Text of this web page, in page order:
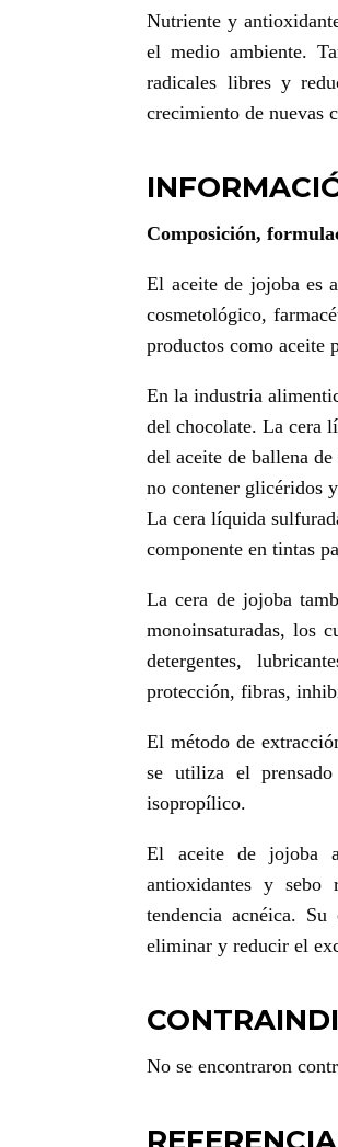
Nutriente y
el medio ambiente.
radicales libres y
crecimiento de nuevas
Composición,
El aceite de jojoba es
cosmetológico,
productos como aceite
En la industria
del chocolate. La cera
del aceite de ballena
no contener glicéridos
La cera líquida
componente en tintas
La cera de jojoba
monoinsaturadas, los
detergentes,
protección, fibras,
El método de
se utiliza el
isopropílico.
El aceite de jojoba
antioxidantes y sebo
tendencia acnéica.
eliminar y reducir el
No se encontraron